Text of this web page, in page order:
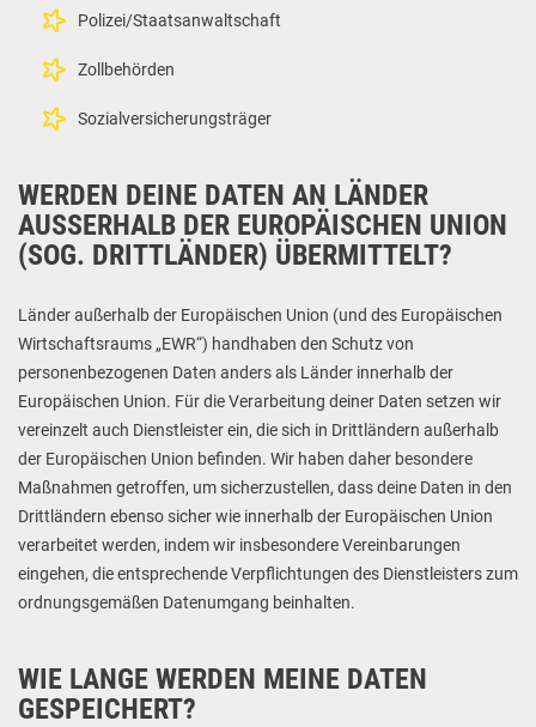
Polizei/Staatsanwaltschaft
Zollbehörden
Sozialversicherungsträger
WERDEN DEINE DATEN AN LÄNDER
AUSSERHALB DER EUROPÄISCHEN UNION (
SOG. DRITTLÄNDER) ÜBERMITTELT?
Länder außerhalb der Europäischen Union (und des Europäischen
Wirtschaftsraums „EWR“) handhaben den Schutz von
personenbezogenen Daten anders als Länder innerhalb der
Europäischen Union. Für die Verarbeitung deiner Daten setzen wir
vereinzelt auch Dienstleister ein, die sich in Drittländern außerhalb
der Europäischen Union befinden. Wir haben daher besondere
Maßnahmen getroffen, um sicherzustellen, dass deine Daten in den
Drittländern ebenso sicher wie innerhalb der Europäischen Union
verarbeitet werden, indem wir insbesondere Vereinbarungen
eingehen, die entsprechende Verpflichtungen des Dienstleisters zum
ordnungsgemäßen Datenumgang beinhalten.
WIE LANGE WERDEN MEINE DATEN
GESPEICHERT?